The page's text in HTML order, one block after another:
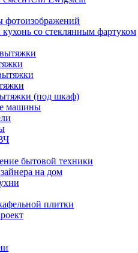
фотоизображений
со стеклянным фартуком
(под шкаф)
машины
бытовой техники
на дом
плитки